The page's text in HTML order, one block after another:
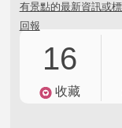
有景點的最新資訊或
回報
16
收藏